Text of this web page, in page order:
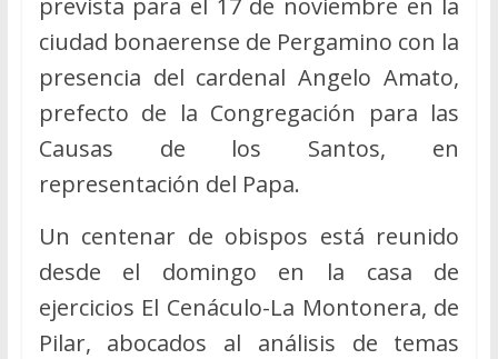
ciudad bonaerense de Pergamino con la
presencia del cardenal Angelo Amato,
prefecto de la Congregación para las
Causas de los Santos, en
representación del Papa.
Un centenar de obispos está reunido
desde el domingo en la casa de
ejercicios El Cenáculo-La Montonera, de
Pilar, abocados al análisis de temas